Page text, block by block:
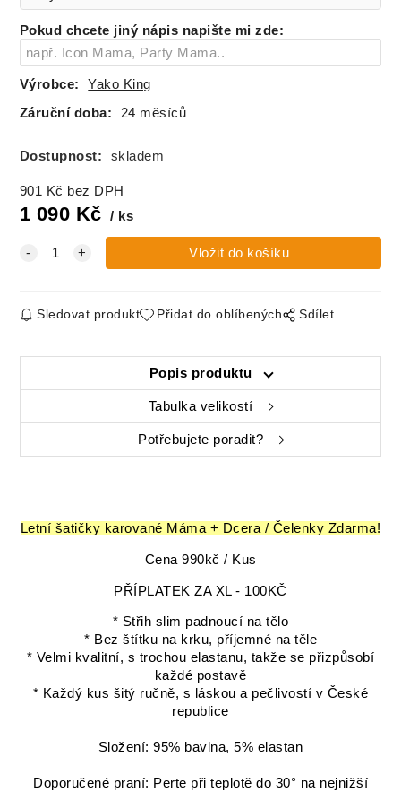
146 skladem
154 skladem
160
Pokud chcete jiný nápis napište mi zde:
Výrobce: Yako King
Záruční doba: 24 měsíců
Dostupnost: skladem
901 Kč bez DPH
1 090 Kč ks
Sledovat produkt Přidat do oblíbených Sdílet
Popis produktu
Tabulka velikostí
Potřebujete poradit?
Letní šatičky karované Máma + Dcera / Čelenky Zdarma!
Cena 990kč / Kus
PŘÍPLATEK ZA XL - 100KČ
* Střih slim padnoucí na tělo
* Bez štítku na krku, příjemné na těle
* Velmi kvalitní, s trochou elastanu, takže se přizpůsobí
každé postavě
* Každý kus šitý ručně, s láskou a pečlivostí v České
republice
Složení: 95% bavlna, 5% elastan
Doporučené praní: Perte při teplotě do 30° na nejnižší